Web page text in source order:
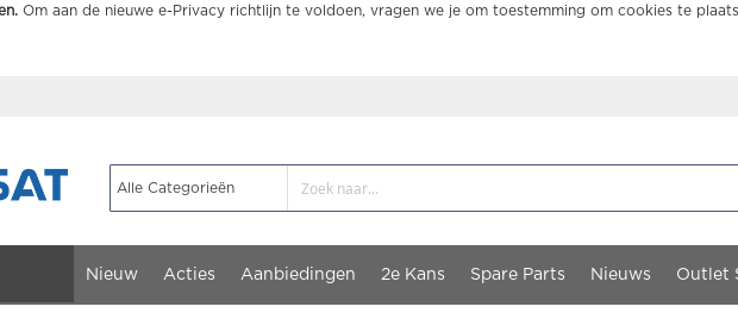
Om aan de nieuwe e-Privacy richtlijn te voldoen, vragen we je om toestemming om cookies te
Nieuw Acties Aanbiedingen 2e Kans Spare Parts Nieuws Outlet